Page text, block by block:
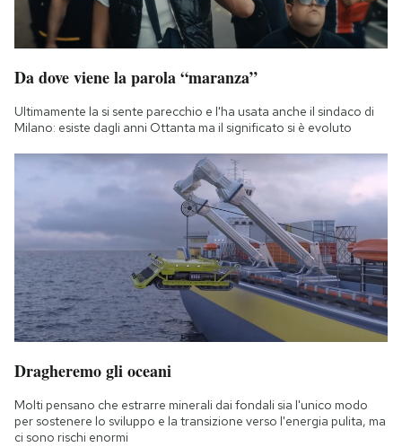
Da dove viene la parola “maranza”
Ultimamente la si sente parecchio e l'ha usata anche il sindaco di
Milano: esiste dagli anni Ottanta ma il significato si è evoluto
Dragheremo gli oceani
Molti pensano che estrarre minerali dai fondali sia l'unico modo
per sostenere lo sviluppo e la transizione verso l'energia pulita, ma
ci sono rischi enormi